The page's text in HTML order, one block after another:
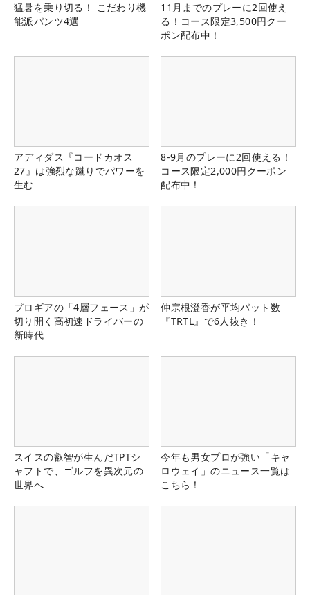
猛暑を乗り切る！ こだわり機
能派パンツ4選
11月までのプレーに2回使え
る！コース限定3,500円クー
ポン配布中！
アディダス『コードカオス
27』は強烈な蹴りでパワーを
生む
8-9月のプレーに2回使える！
コース限定2,000円クーポン
配布中！
プロギアの「4層フェース」が
切り開く高初速ドライバーの
新時代
仲宗根澄香が平均パット数
『TRTL』で6人抜き！
スイスの叡智が生んだTPTシ
ャフトで、ゴルフを異次元の
世界へ
今年も男女プロが強い「キャ
ロウェイ」のニュース一覧は
こちら！